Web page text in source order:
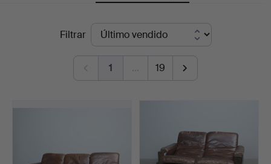
Stockholms
Auktionsverk
Filtrar
1 … 19